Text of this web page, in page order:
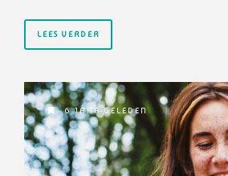
LEES VERDER
6 JAAR GELEDEN